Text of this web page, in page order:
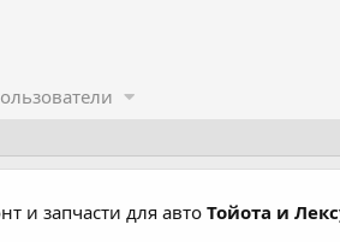
и запчасти для автоТойота и